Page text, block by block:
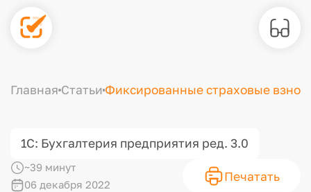
Главная Статьи Фиксированные страховые
1С: Бухгалтерия предприятия ред. 3.0
~39 минут
06 декабря 2022
Печатать